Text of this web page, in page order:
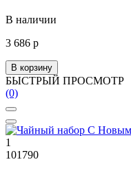
В наличии
3 686 р
В корзину
БЫСТРЫЙ ПРОСМОТР
(0)
1
101790